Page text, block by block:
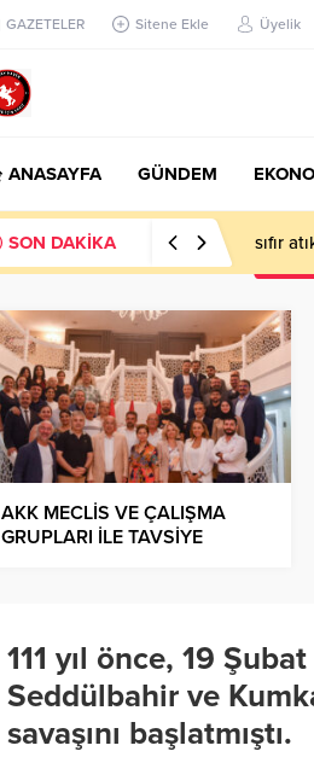
GAZETELER Sitene Ekle Üyelik
ANASAYFA GÜNDEM
SON DAKİKA sıfır
AKK MECLİS VE ÇALIŞMA
GRUPLARI İLE TAVSİYE
111 yıl önce, 19
Seddülbahir ve
savaşını başlatmıştı.